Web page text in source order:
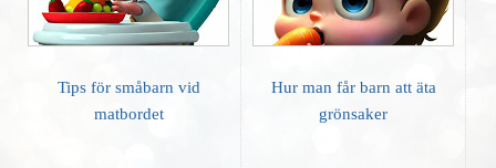
Tips för småbarn vid
matbordet
Hur man får barn att äta
grönsaker